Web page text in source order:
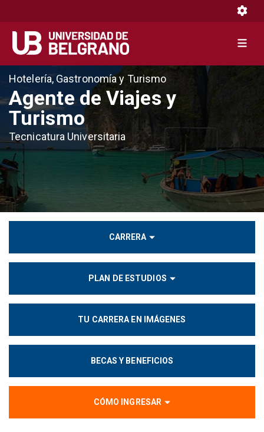
contenido
principal
Hotelería, Gastronomía y Turismo
Agente de Viajes y
Turismo
Tecnicatura Universitaria
CARRERA
PLAN DE ESTUDIOS
TU CARRERA EN IMÁGENES
BECAS Y BENEFICIOS
CÓMO INGRESAR